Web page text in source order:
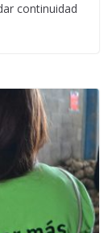
continuidad